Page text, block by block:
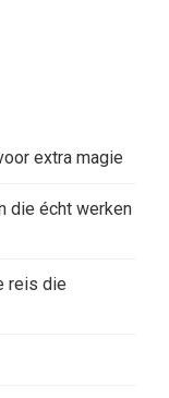
extra magie
die écht werken
reis die